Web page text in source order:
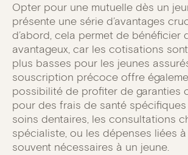
Opter pour une mutuelle dès un
présente une série d’avantages
d’abord, cela permet de bénéficier
avantageux, car les cotisations
plus basses pour les jeunes
souscription précoce offre
possibilité de profiter de garanties
pour des frais de santé
soins dentaires, les consultations
spécialiste, ou les dépenses liées à
souvent nécessaires à un jeune.